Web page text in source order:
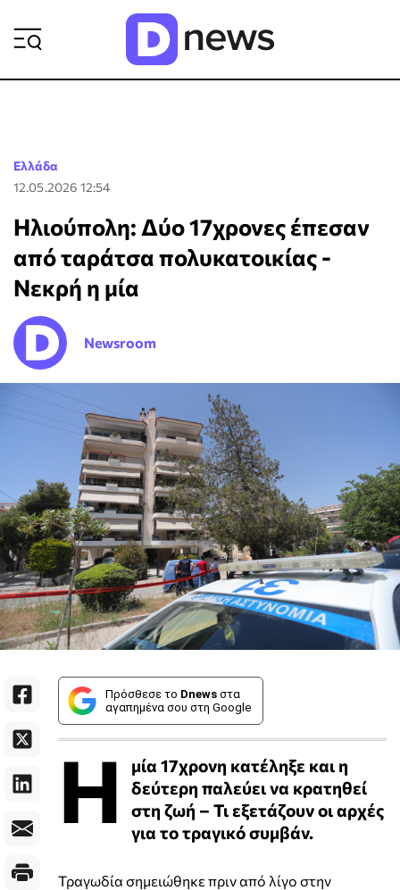
Ελλάδα
12.05.2026 12:54
Ηλιούπολη: Δύο 17χρονες έπεσαν
από ταράτσα πολυκατοικίας -
Νεκρή η μία
Newsroom
Πρόσθεσε το Dnews στα
αγαπημένα σου στη Google
Η
μία 17χρονη κατέληξε και η
δεύτερη παλεύει να κρατηθεί
στη ζωή – Τι εξετάζουν οι αρχές
για το τραγικό συμβάν.
Τραγωδία σημειώθηκε πριν από λίγο στην